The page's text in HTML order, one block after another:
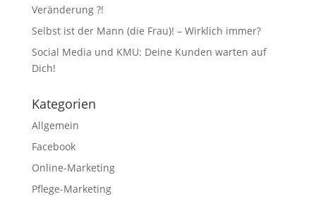
Veränderung ?!
Selbst ist der Mann (die Frau)! – Wirklich immer?
Social Media und KMU: Deine Kunden warten auf
Dich!
Kategorien
Allgemein
Facebook
Online-Marketing
Pflege-Marketing